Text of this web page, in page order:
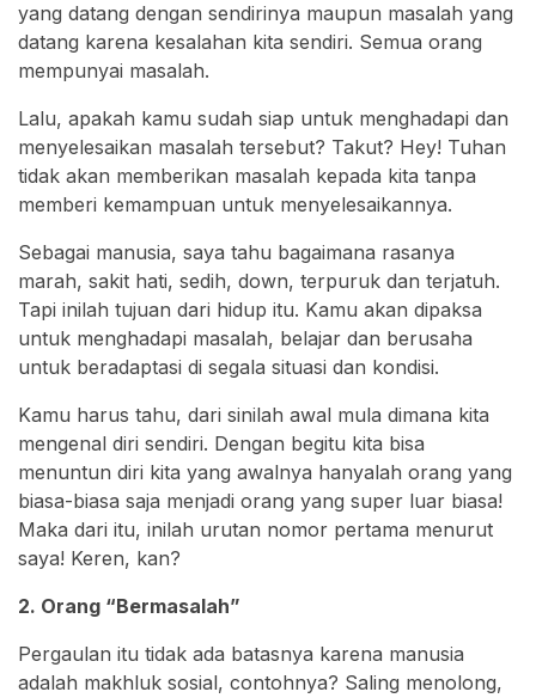
yang datang dengan sendirinya maupun masalah yang
datang karena kesalahan kita sendiri. Semua orang
mempunyai masalah.
Lalu, apakah kamu sudah siap untuk menghadapi dan
menyelesaikan masalah tersebut? Takut? Hey! Tuhan
tidak akan memberikan masalah kepada kita tanpa
memberi kemampuan untuk menyelesaikannya.
Sebagai manusia, saya tahu bagaimana rasanya
marah, sakit hati, sedih, down, terpuruk dan terjatuh.
Tapi inilah tujuan dari hidup itu. Kamu akan dipaksa
untuk menghadapi masalah, belajar dan berusaha
untuk beradaptasi di segala situasi dan kondisi.
Kamu harus tahu, dari sinilah awal mula dimana kita
mengenal diri sendiri. Dengan begitu kita bisa
menuntun diri kita yang awalnya hanyalah orang yang
biasa-biasa saja menjadi orang yang super luar biasa!
Maka dari itu, inilah urutan nomor pertama menurut
saya! Keren, kan?
2. Orang “Bermasalah”
Pergaulan itu tidak ada batasnya karena manusia
adalah makhluk sosial, contohnya? Saling menolong,